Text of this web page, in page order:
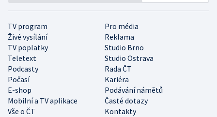
TV program
Pro média
Živé vysílání
Reklama
TV poplatky
Studio Brno
Teletext
Studio Ostrava
Podcasty
Rada ČT
Počasí
Kariéra
E-shop
Podávání námětů
Mobilní a TV aplikace
Časté dotazy
Vše o ČT
Kontakty